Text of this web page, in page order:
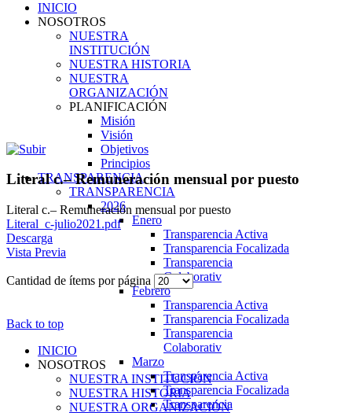
INICIO
NOSOTROS
NUESTRA
INSTITUCIÓN
NUESTRA HISTORIA
NUESTRA
ORGANIZACIÓN
PLANIFICACIÓN
Misión
Visión
Objetivos
Principios
TRANSPARENCIA
TRANSPARENCIA
2026
Enero
Transparencia Activa
Transparencia Focalizada
Transparencia
Colaborativ
Febrero
Transparencia Activa
Transparencia Focalizada
Transparencia
Colaborativ
Marzo
Transparencia Activa
Transparencia Focalizada
Transparencia
Literal c.– Remuneración mensual por puesto
Literal c.– Remuneración mensual por puesto
Literal_c-julio2021.pdf
Descarga
Vista Previa
Cantidad de ítems por página
Back to top
INICIO
NOSOTROS
NUESTRA INSTITUCIÓN
NUESTRA HISTORIA
NUESTRA ORGANIZACIÓN